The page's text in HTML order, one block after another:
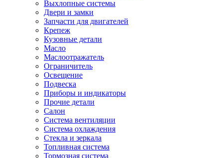
Выхлопные системы
Двери и замки
Запчасти для двигателей
Крепеж
Кузовные детали
Масло
Маслоотражатель
Ограничитель
Освещение
Подвеска
Приборы и индикаторы
Прочие детали
Салон
Система вентиляции
Система охлаждения
Стекла и зеркала
Топливная система
Тормозная система